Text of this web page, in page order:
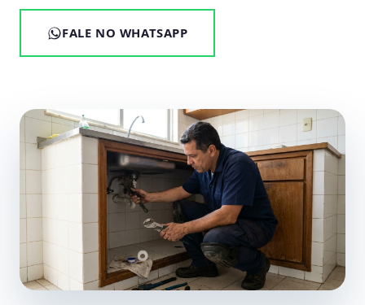
FALE NO WHATSAPP